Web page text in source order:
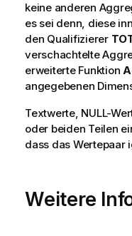
keine anderen
es sei denn, diese
den Qualifizierer
verschachtelte
erweiterte Funktion
angegebenen
Textwerte, NULL-
oder beiden Teilen
dass das Wertepaar
Weitere